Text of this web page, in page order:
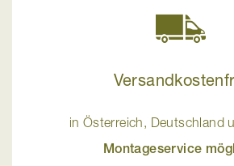
in Österreich, Deutschland
Montageservice